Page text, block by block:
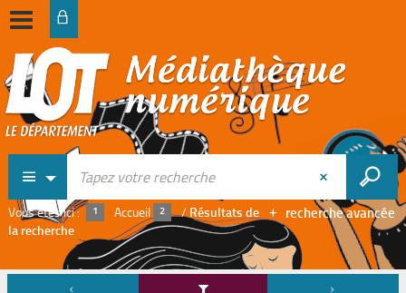
recherche avancée
Vous êtes ici : Accueil /Résultats de
la recherche